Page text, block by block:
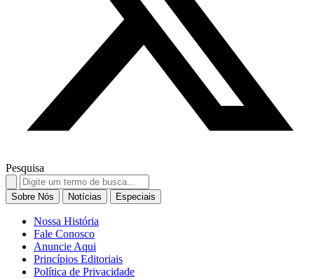
Pesquisa
Search
for:
Sobre Nós Notícias Especiais
Nossa História
Fale Conosco
Anuncie Aqui
Princípios Editoriais
Política de Privacidade